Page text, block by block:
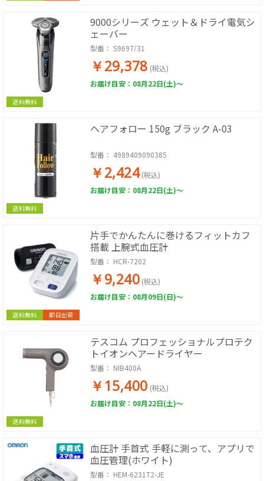
送料無料
9000シリーズ ウェット＆ドライ電気シ
ェーバー
型番： S9697/31
￥29,378 (税込)
お届け目安：08月22日(土)～
送料無料
ヘアフォロー 150g ブラック A-03
型番： 4989409090385
￥2,424 (税込)
お届け目安：08月22日(土)～
送料無料 即日出荷
片手でかんたんに巻けるフィットカフ
搭載 上腕式血圧計
型番： HCR-7202
￥9,240 (税込)
お届け目安：08月09日(日)～
送料無料
テスコム プロフェッショナルプロテク
トイオンヘアードライヤー
型番： NIB400A
￥15,400 (税込)
お届け目安：08月22日(土)～
血圧計 手首式 手軽に測って、アプリで
血圧管理(ホワイト)
型番： HEM-6231T2-JE